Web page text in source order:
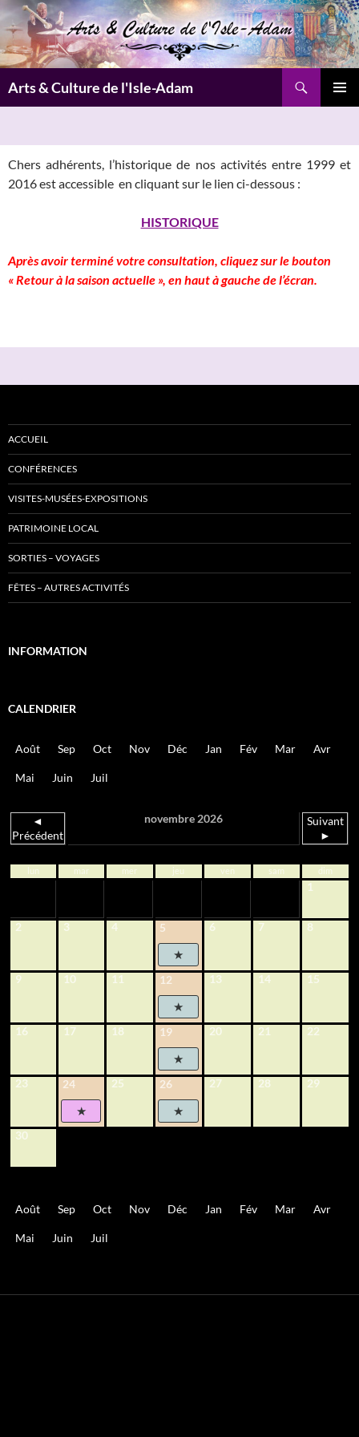
Aller
au
contenu
Arts & Culture de l'Isle-Adam
Chers adhérents, l’historique de nos activités entre 1999 et
2016 est accessible en cliquant sur le lien ci-dessous :
HISTORIQUE
Après avoir terminé votre consultation, cliquez sur le bouton
« Retour à la saison actuelle », en haut à gauche de l’écran.
ACCUEIL
CONFÉRENCES
VISITES-MUSÉES-EXPOSITIONS
PATRIMOINE LOCAL
SORTIES – VOYAGES
FÊTES – AUTRES ACTIVITÉS
INFORMATION
CALENDRIER
Août Sep Oct Nov Déc Jan Fév Mar Avr
Mai Juin Juil
◄
Précédent
novembre 2026
Suivant
►
lun mar mer jeu ven sam dim
1
2 3 4 5 6 7 8
9 10 11 12 13 14 15
16 17 18 19 20 21 22
23 24 25 26 27 28 29
30
Août Sep Oct Nov Déc Jan Fév Mar Avr
Mai Juin Juil